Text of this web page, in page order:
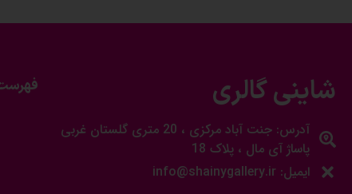
شاینی گالری
آدرس: جنت آباد مرکزی ، 20 متری گلستان غربی
پاساژ آی مال ، پلاک 18
ایمیل: info@shainygallery.ir